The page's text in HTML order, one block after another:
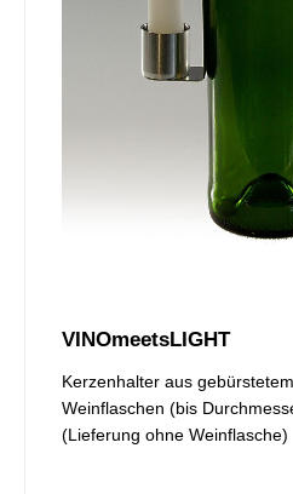
VINOmeetsLIGHT
Kerzenhalter aus
Weinflaschen (bis
(Lieferung ohne Weinflasche)